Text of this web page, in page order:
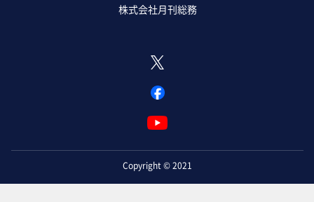
株式会社月刊総務
Copyright © 2021